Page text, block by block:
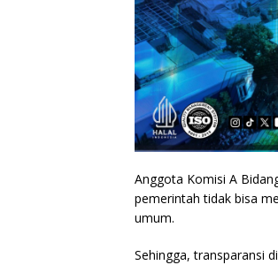
Anggota Komisi A
pemerintah tidak bisa
umum.
Sehingga, transparansi